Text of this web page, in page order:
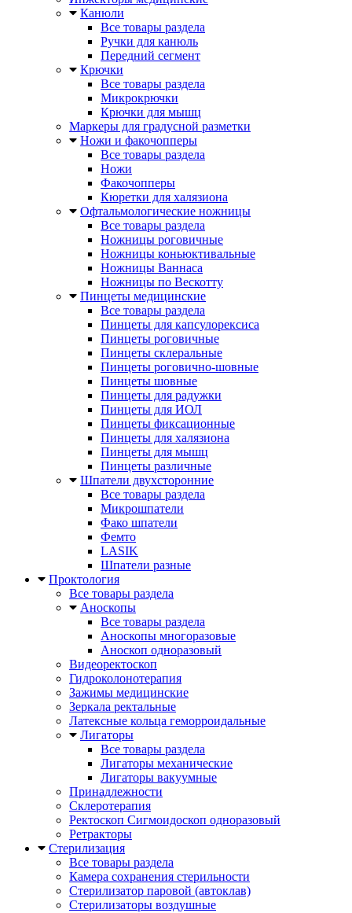
Канюли
Все товары раздела
Ручки для канюль
Передний сегмент
Крючки
Все товары раздела
Микрокрючки
Крючки для мышц
Маркеры для градусной разметки
Ножи и факочопперы
Все товары раздела
Ножи
Факочопперы
Кюретки для халязиона
Офтальмологические ножницы
Все товары раздела
Ножницы роговичные
Ножницы коньюктивальные
Ножницы Ваннаса
Ножницы по Вескотту
Пинцеты медицинские
Все товары раздела
Пинцеты для капсулорексиса
Пинцеты роговичные
Пинцеты склеральные
Пинцеты роговично-шовные
Пинцеты шовные
Пинцеты для радужки
Пинцеты для ИОЛ
Пинцеты фиксационные
Пинцеты для халязиона
Пинцеты для мышц
Пинцеты различные
Шпатели двухсторонние
Все товары раздела
Микрошпатели
Фако шпатели
Фемто
LASIK
Шпатели разные
Проктология
Все товары раздела
Аноскопы
Все товары раздела
Аноскопы многоразовые
Аноскоп одноразовый
Видеоректоскоп
Гидроколонотерапия
Зажимы медицинские
Зеркала ректальные
Латексные кольца геморроидальные
Лигаторы
Все товары раздела
Лигаторы механические
Лигаторы вакуумные
Принадлежности
Склеротерапия
Ректоскоп Сигмоидоскоп одноразовый
Ретракторы
Стерилизация
Все товары раздела
Камера сохранения стерильности
Стерилизатор паровой (автоклав)
Стерилизаторы воздушные